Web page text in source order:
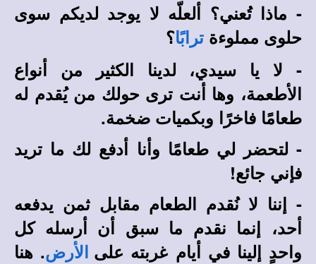
- ماذا تُعني؟ ألعلّه لا يوجد لديكم سوى
حلوى مملوءة ترابًا؟
- لا يا سيدي، لدينا الكثير من أنواع
الأطعمة، وها أنت ترى حولك من يُقدم له
طعامًا فاخرًا وبكميات ضخمة.
- لتحضر لي طعامًا وأنا أدفع لك ما تريد
فإني جائع!
- إننا لا نُقدم الطعام مقابل ثمن يدفعه
أحد، إنما نقدم ما سبق أن أرسله كل
واحدٍ إلينا في أيام غربته على
الأرض. هنا